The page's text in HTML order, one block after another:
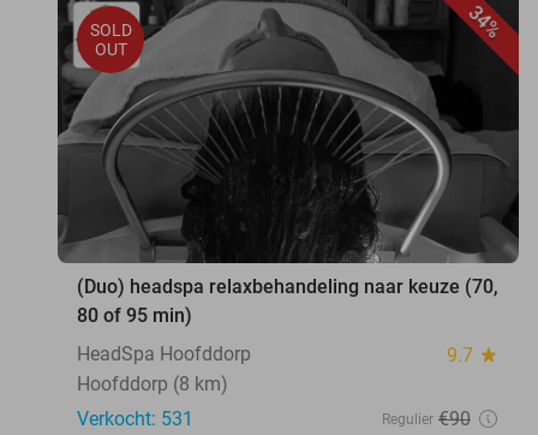
34%
SOLD
OUT
(Duo) headspa relaxbehandeling naar keuze (70,
80 of 95 min)
HeadSpa Hoofddorp
9.7 star
Hoofddorp (8 km)
Verkocht: 531
Regulier €90